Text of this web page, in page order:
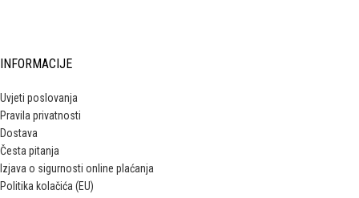
INFORMACIJE
Uvjeti poslovanja
Pravila privatnosti
Dostava
Česta pitanja
Izjava o sigurnosti online plaćanja
Politika kolačića (EU)